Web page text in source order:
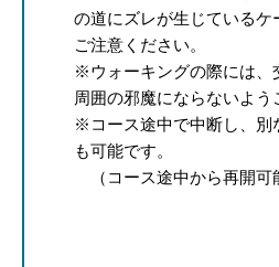
の道にズレが生じているケ
ご注意ください。
※ウォーキングの際には、
周囲の邪魔にならないよう
※コース途中で中断し、別
も可能です。
（コース途中から再開可